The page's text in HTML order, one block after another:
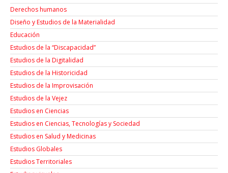
Derechos humanos
Diseño y Estudios de la Materialidad
Educación
Estudios de la “Discapacidad”
Estudios de la Digitalidad
Estudios de la Historicidad
Estudios de la Improvisación
Estudios de la Vejez
Estudios en Ciencias
Estudios en Ciencias, Tecnologías y Sociedad
Estudios en Salud y Medicinas
Estudios Globales
Estudios Territoriales